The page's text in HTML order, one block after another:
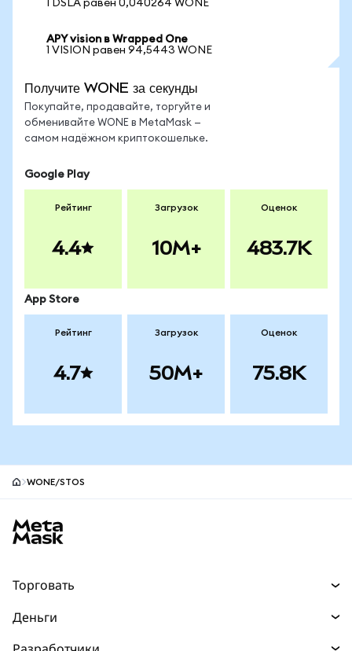
1 DSLA равен 0,040264 WONE
APY vision в Wrapped One
1 VISION равен 94,5443 WONE
Получите WONE за секунды
Покупайте, продавайте, торгуйте и
обменивайте WONE в MetaMask —
самом надёжном криптокошельке.
Google Play
Рейтинг
4.4
Загрузок
10M+
Оценок
483.7K
App Store
Рейтинг
4.7
Загрузок
50M+
Оценок
75.8K
WONE/STOS
Торговать
Деньги